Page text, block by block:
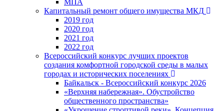
Капитальный ремонт общего имущества МКД
2019 год
2020 год
2021 год
2022 год
Всероссийский конкурс лучших проектов
создания комфортной городской среды в малых
городах и исторических поселениях
Байкальск - Всероссийский конкурс 2026
«Верхняя набережная». Обустройство
общественного пространства»